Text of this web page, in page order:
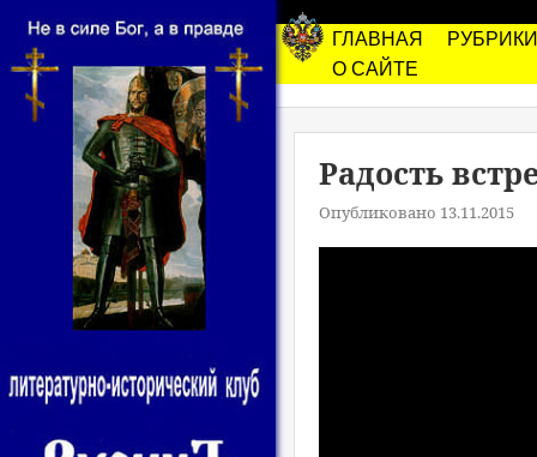
ГЛАВНАЯ
РУБРИКИ
О САЙТЕ
Радость
Опубликовано 13.11.2015